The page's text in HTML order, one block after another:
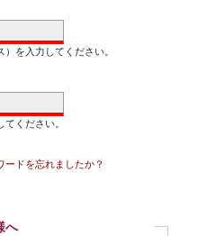
ードを忘れましたか？
へ